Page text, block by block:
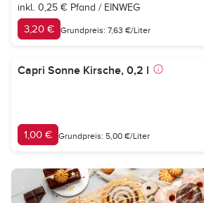
inkl. 0,25 € Pfand / EINWEG
3,20 € Grundpreis: 7,63 €/Liter
Capri Sonne Kirsche, 0,2 l
1,00 € Grundpreis: 5,00 €/Liter